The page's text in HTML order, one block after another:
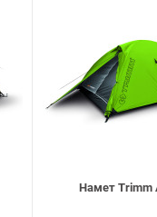
Намет Trimm